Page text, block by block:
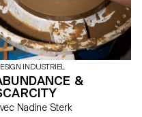
INDUSTRIEL
&
avec Nadine Sterk